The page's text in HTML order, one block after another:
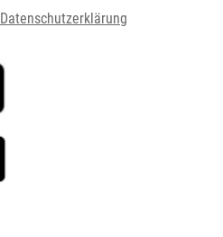
Datenschutzerklärung